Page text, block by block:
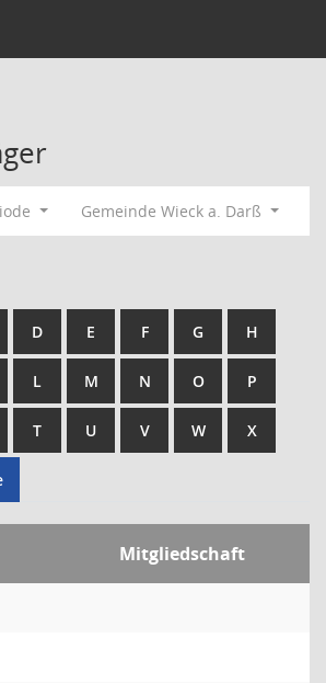
Gemeinde Wieck a. Darß
D E F G H
L M N O P
T U V W X
Mitgliedschaft